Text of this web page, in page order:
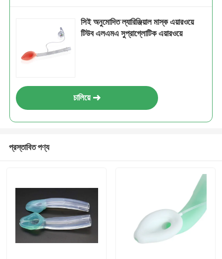
সিই অনুমোদিত ল্যারিঞ্জিয়াল মাস্ক এয়ারওয়ে
টিউব এলএমএ সুপ্রাগ্লোটিক এয়ারওয়ে
চালিয়ে
প্রস্তাবিত পণ্য